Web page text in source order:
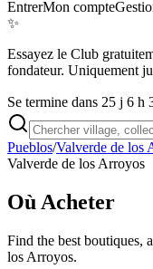
EntrerMon compte
✨
Essayez le Club
fondateur. Uniquement
Se termine dans 25 j 6 h
Pueblos/Valverde de los
Valverde de los Arroyos
Où Acheter
Find the best boutiques,
los Arroyos.